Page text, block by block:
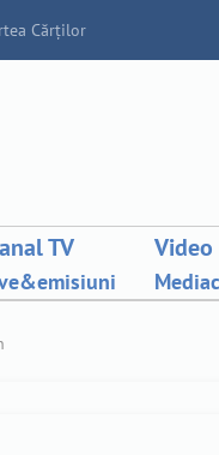
Cărților
TV Video